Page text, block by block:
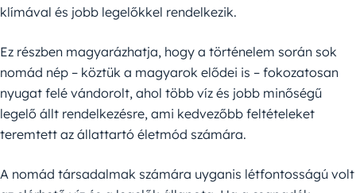
klímával és jobb legelőkkel rendelkezik.
Ez részben magyarázhatja, hogy a történelem során sok
nomád nép – köztük a magyarok elődei is – fokozatosan
nyugat felé vándorolt, ahol több víz és jobb minőségű
legelő állt rendelkezésre, ami kedvezőbb feltételeket
teremtett az állattartó életmód számára.
A nomád társadalmak számára uyganis létfontosságú volt